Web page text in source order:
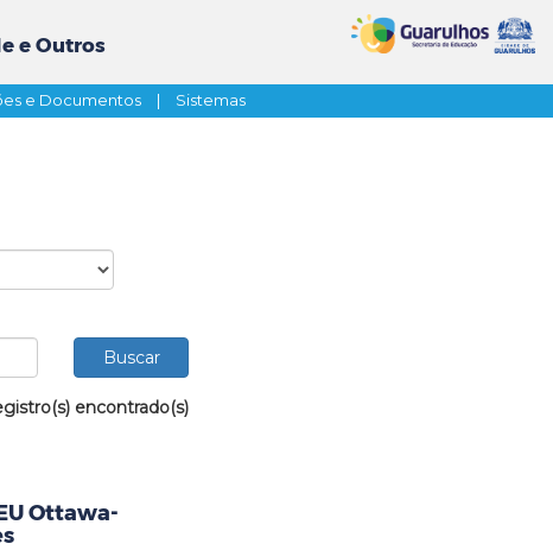
e Outros
e Documentos | Sistemas
encontrado(s)
Ottawa-